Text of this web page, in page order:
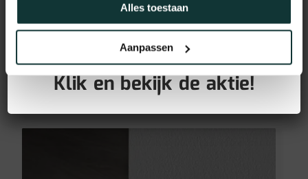
Alles toestaan
Aanpassen
Vochtwerend MDF plint
voorgelakt RAL9016
(90x15mm)
12,95
GRATIS PLINTEN bij aankoop
van jouw vloer!
Klik en bekijk de aktie!